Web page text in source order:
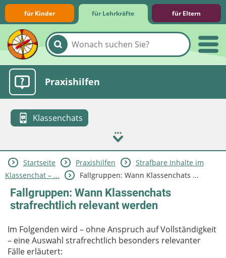
für Kinder für Lehrkräfte für Eltern
Lernmodule
Unterrichts­materialien
Internet-ABC-Schule
Praxishilfen
Klassenchats
Aktuelles
Startseite Praxishilfen
Strafbare Inhalte im
Klassenchat – ...
Fallgruppen: Wann Klassenchats ...
Fallgruppen: Wann Klassenchats
strafrechtlich relevant werden
Im Folgenden wird – ohne Anspruch auf Vollständigkeit
– eine Auswahl strafrechtlich besonders relevanter
Fälle erläutert: